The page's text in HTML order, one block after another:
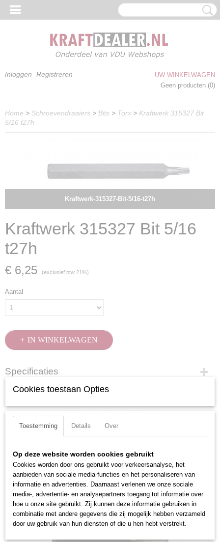
Inloggen Registreren
UW WINKELWAGEN
Geen producten (0)
Home > Schroevendraaiers > Bits > Torx > Kraftwerk 315327 Bit
5/16 t27h
Kraftwerk-315327-Bit-5/16-t27h
Kraftwerk 315327 Bit 5/16
t27h
€ 6,25 (exclusief btw 21%)
Aantal
IN WINKELWAGEN
Specificaties
Productcode
Ook interessant
Kraftwerk 2035T30 Krachtbit Torx T 30
€ 3,28
Cookies toestaan Opties
Toestemming Details Over
Op deze website worden cookies gebruikt
Cookies worden door ons gebruikt voor verkeersanalyse, het
aanbieden van sociale media-functies en het personaliseren van
informatie en advertenties. Daarnaast verlenen we onze sociale
media-, advertentie- en analysepartners toegang tot informatie over
hoe u onze site gebruikt. Zij kunnen deze informatie gebruiken in
combinatie met andere gegevens die zij mogelijk hebben verzameld
door uw gebruik van hun diensten of die u hen hebt verstrekt.